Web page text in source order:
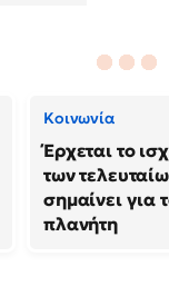
Κοινωνία
Έρχεται το
των
σημαίνει για
πλανήτη